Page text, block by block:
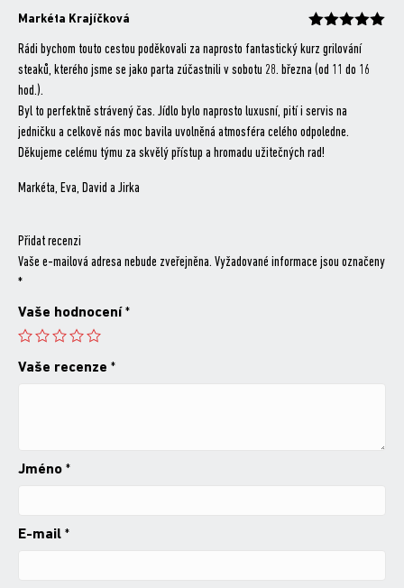
Markéta Krajíčková
Rádi bychom touto cestou poděkovali za naprosto fantastický kurz grilování
steaků, kterého jsme se jako parta zúčastnili v sobotu 28. března (od 11 do 16
hod.).
Byl to perfektně strávený čas. Jídlo bylo naprosto luxusní, pití i servis na
jedničku a celkově nás moc bavila uvolněná atmosféra celého odpoledne.
Děkujeme celému týmu za skvělý přístup a hromadu užitečných rad!
Markéta, Eva, David a Jirka
Přidat recenzi
Vaše e-mailová adresa nebude zveřejněna. Vyžadované informace jsou označeny
*
Vaše hodnocení *
Vaše recenze *
Jméno *
E-mail *